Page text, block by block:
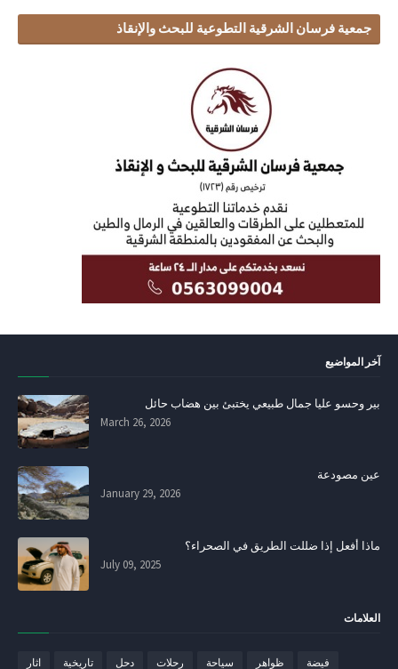
جمعية فرسان الشرقية التطوعية للبحث والإنقاذ
آخر المواضيع
بير وحسو عليا جمال طبيعي يختبئ بين هضاب حائل
March 26, 2026
عين مصودعة
January 29, 2026
ماذا أفعل إذا ضللت الطريق في الصحراء؟
July 09, 2025
العلامات
اثار تاريخية دحل رحلات سياحة ظواهر فيضة